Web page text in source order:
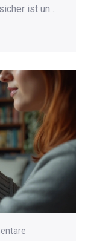
ist und
haben
von HHC,
informierte